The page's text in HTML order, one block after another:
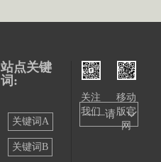
站点关键
词:
关键词A
关键词B
关注
我们
移动
版官
网
——请